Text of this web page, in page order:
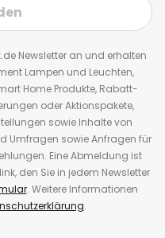
Newsletter an und erhalten
Lampen und Leuchten,
Home Produkte, Rabatt-
oder Aktionspakete,
sowie Inhalte von
Umfragen sowie Anfragen für
Eine Abmeldung ist
den Sie in jedem Newsletter
. Weitere Informationen
.